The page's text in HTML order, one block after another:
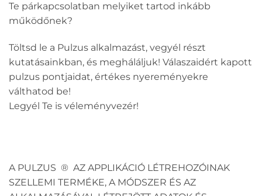
Te párkapcsolatban melyiket tartod inkább
működőnek?
Töltsd le a Pulzus alkalmazást, vegyél részt
kutatásainkban, és megháláljuk! Válaszaidért kapott
pulzus pontjaidat, értékes nyereményekre
válthatod be!
Legyél Te is véleményvezér!
A PULZUS ® AZ APPLIKÁCIÓ LÉTREHOZÓINAK
SZELLEMI TERMÉKE, A MÓDSZER ÉS AZ